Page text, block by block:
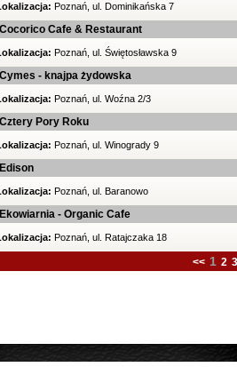
Poznań, ul. Dominikańska 7
Cocorico Cafe & Restaurant
Poznań, ul. Świętosławska 9
Cymes - knajpa żydowska
Poznań, ul. Woźna 2/3
Cztery Pory Roku
Poznań, ul. Winogrady 9
Edison
Poznań, ul. Baranowo
Ekowiarnia - Organic Cafe
Poznań, ul. Ratajczaka 18
<< 1 2 3